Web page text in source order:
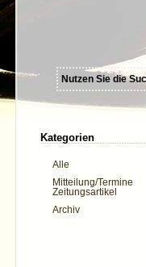
Kategorien
Alle
Mitteilung/Termine
Zeitungsartikel
Archiv